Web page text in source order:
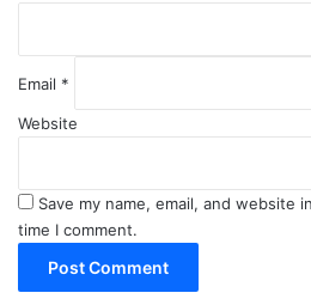
Email *
Website
Save my name, email, and website
time I comment.